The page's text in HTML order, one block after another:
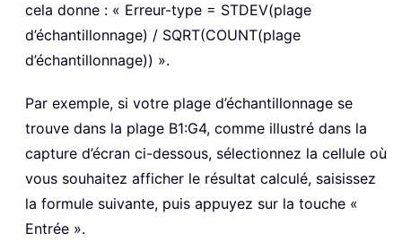
cela donne : « Erreur-type = STDEV(plage
d’échantillonnage) / SQRT(COUNT(plage
d’échantillonnage)) ».
Par exemple, si votre plage d’échantillonnage se
trouve dans la plage B1:G4, comme illustré dans la
capture d’écran ci-dessous, sélectionnez la cellule où
vous souhaitez afficher le résultat calculé, saisissez
la formule suivante, puis appuyez sur la touche «
Entrée ».